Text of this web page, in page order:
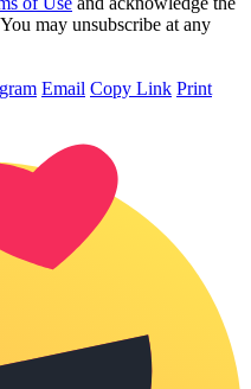
may unsubscribe at any
Email Copy Link Print